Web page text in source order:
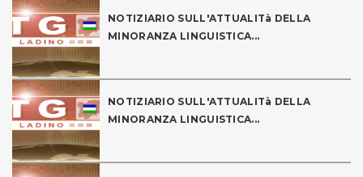
NOTIZIARIO SULL'ATTUALITà DELLA
MINORANZA LINGUISTICA...
NOTIZIARIO SULL'ATTUALITà DELLA
MINORANZA LINGUISTICA...